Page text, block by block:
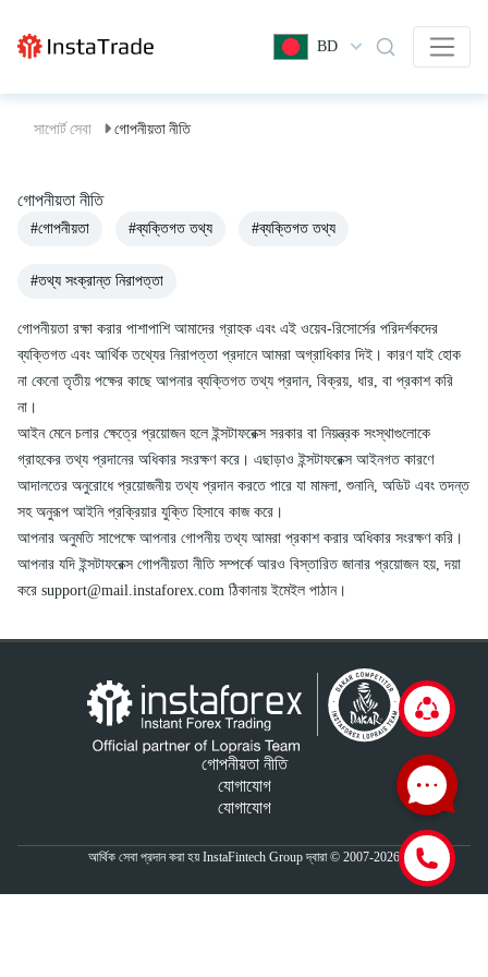
BD
সাপোর্ট সেবা গোপনীয়তা নীতি
গোপনীয়তা নীতি
#গোপনীয়তা #ব্যক্তিগত তথ্য #ব্যক্তিগত তথ্য
#তথ্য সংক্রান্ত নিরাপত্তা
গোপনীয়তা রক্ষা করার পাশাপাশি আমাদের গ্রাহক এবং এই ওয়েব-রিসোর্সের পরিদর্শকদের
ব্যক্তিগত এবং আর্থিক তথ্যের নিরাপত্তা প্রদানে আমরা অগ্রাধিকার দিই। কারণ যাই হোক
না কেনো তৃতীয় পক্ষের কাছে আপনার ব্যক্তিগত তথ্য প্রদান, বিক্রয়, ধার, বা প্রকাশ করি
না।
আইন মেনে চলার ক্ষেত্রে প্রয়োজন হলে ইন্সটাফরেক্স সরকার বা নিয়ন্ত্রক সংস্থাগুলোকে
গ্রাহকের তথ্য প্রদানের অধিকার সংরক্ষণ করে। এছাড়াও ইন্সটাফরেক্স আইনগত কারণে
আদালতের অনুরোধে প্রয়োজনীয় তথ্য প্রদান করতে পারে যা মামলা, শুনানি, অডিট এবং তদন্ত
সহ অনুরূপ আইনি প্রক্রিয়ার যুক্তি হিসাবে কাজ করে।
আপনার অনুমতি সাপেক্ষে আপনার গোপনীয় তথ্য আমরা প্রকাশ করার অধিকার সংরক্ষণ করি।
আপনার যদি ইন্সটাফরেক্স গোপনীয়তা নীতি সম্পর্কে আরও বিস্তারিত জানার প্রয়োজন হয়, দয়া
করে support@mail.instaforex.com ঠিকানায় ইমেইল পাঠান।
গোপনীয়তা নীতি
যোগাযোগ
যোগাযোগ
আর্থিক সেবা প্রদান করা হয় InstaFintech Group দ্বারা © 2007-2026